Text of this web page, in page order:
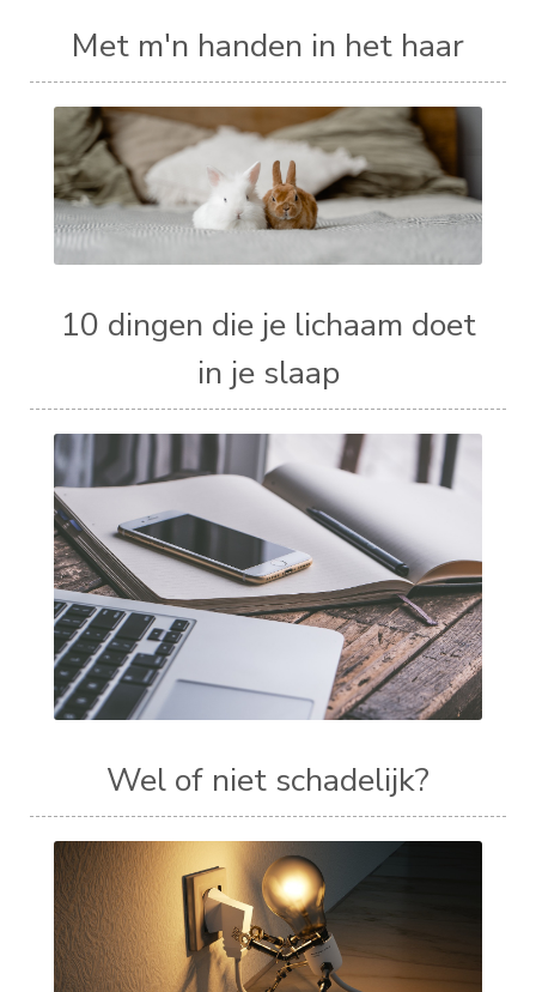
Met m'n handen in het haar
10 dingen die je lichaam doet
in je slaap
Wel of niet schadelijk?